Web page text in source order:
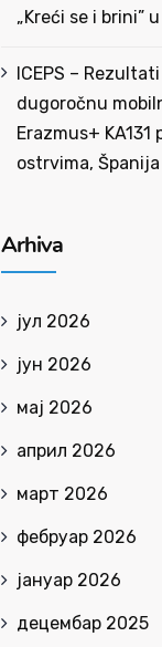
„Kreći se i brini”
ICEPS –
dugoročnu
Erazmus+
ostrvima, Španija
Arhiva
јул 2026
јун 2026
мај 2026
април 2026
март 2026
фебруар 2026
јануар 2026
децембар 2025